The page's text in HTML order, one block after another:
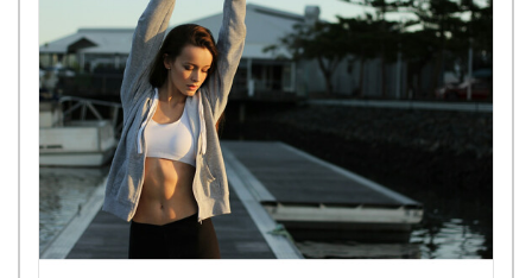
ajánlott napi fogyasztási mennyiséget ne lépje túl! Ne szedje a
készítményt, ha az összetevők bármelyikére érzékeny vagy
allergiás! Kisgyermektől elzárva tartandó!